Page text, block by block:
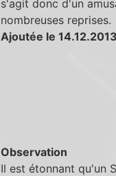
s'agit donc d'un
nombreuses reprises.
Ajoutée le 14.12.2013
Observation
Il est étonnant qu'un